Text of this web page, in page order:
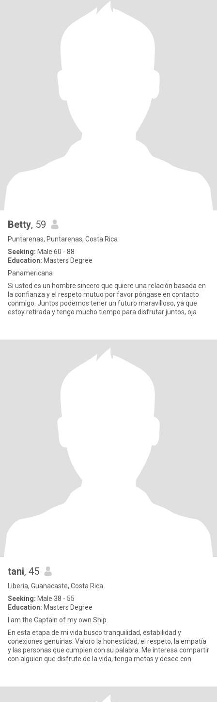
Betty, 59
Puntarenas, Puntarenas, Costa Rica
Seeking: Male 60 - 88
Education: Masters Degree
Panamericana
Si usted es un hombre sincero que quiere una relación basada en
la confianza y el respeto mutuo por favor póngase en contacto
conmigo. Juntos podemos tener un futuro maravilloso, ya que
estoy retirada y tengo mucho tiempo para disfrutar juntos, oja
tani, 45
Liberia, Guanacaste, Costa Rica
Seeking: Male 38 - 55
Education: Masters Degree
I am the Captain of my own Ship.
En esta etapa de mi vida busco tranquilidad, estabilidad y
conexiones genuinas. Valoro la honestidad, el respeto, la empatía
y las personas que cumplen con su palabra. Me interesa compartir
con alguien que disfrute de la vida, tenga metas y desee con